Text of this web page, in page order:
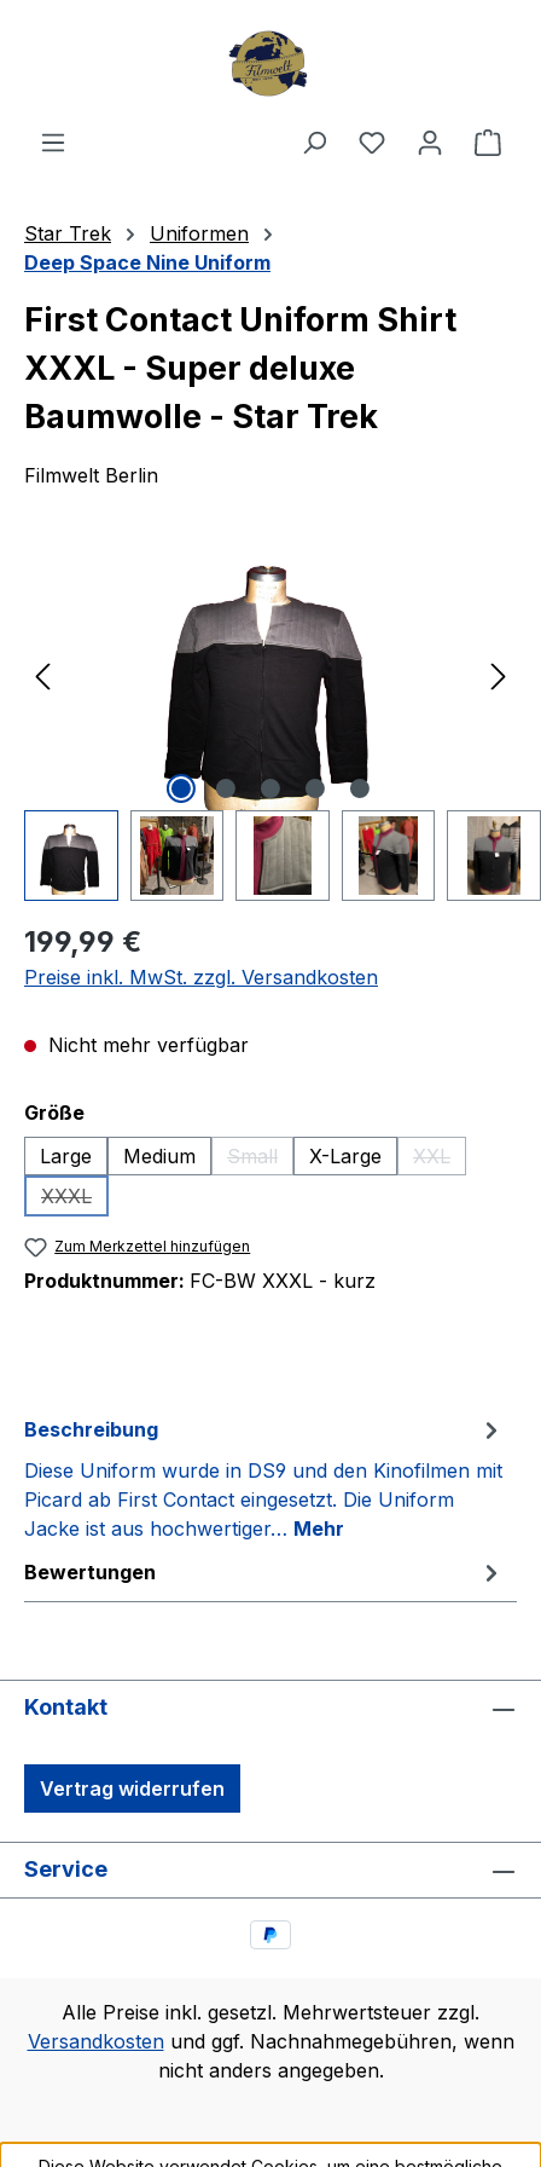
Du hast 0
Star Trek
Uniformen
Deep Space Nine Uniform
First Contact Uniform Shirt
XXXL - Super deluxe
Baumwolle - Star Trek
Filmwelt Berlin
Regulärer Preis:
199,99 €
Preise inkl. MwSt. zzgl. Versandkosten
Nicht mehr verfügbar
Größeauswählen
Large
Medium Small
(Diese Option ist zurzeit nicht
X-Large XXL
(Diese
XXXL
(Diese Option ist zurzeit nicht verfügbar.)
Zum Merkzettel hinzufügen
Produktnummer: FC-BW XXXL - kurz
Beschreibung
Diese Uniform wurde in DS9 und den Kinofilmen mit
Picard ab First Contact eingesetzt. Die Uniform
Jacke ist aus hochwertiger… Mehr
Bewertungen
Kontakt
Vertrag widerrufen
Service
Alle Preise inkl. gesetzl. Mehrwertsteuer zzgl.
Versandkostenund ggf. Nachnahmegebühren, wenn
nicht anders angegeben.